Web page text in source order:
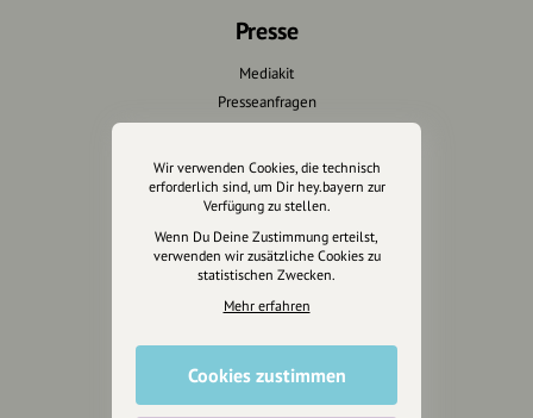
Presse
Mediakit
Presseanfragen
Wir unterstützen Euch
Fotografie & mehr
Marketing
Anakin Design
Wir verwenden Cookies, die technisch
erforderlich sind, um Dir hey.bayern zur
Verfügung zu stellen.
Wenn Du Deine Zustimmung erteilst,
verwenden wir zusätzliche Cookies zu
statistischen Zwecken.
Mehr erfahren
Cookies zustimmen